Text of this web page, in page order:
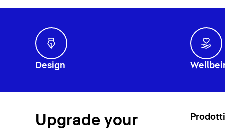
Design
Upgrade your Prodotti